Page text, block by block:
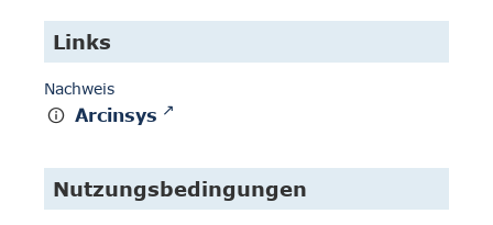
Links
Nachweis
Arcinsys
Nutzungsbedingungen